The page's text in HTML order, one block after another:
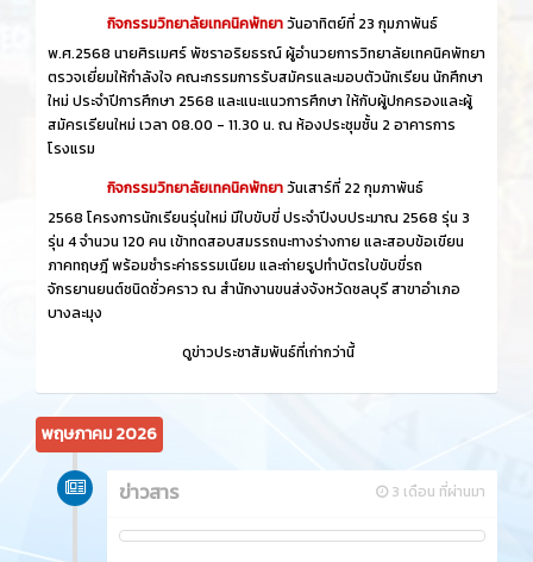
กิจกรรมวิทยาลัยเทคนิคพัทยาวันอาทิตย์ที่ 23 กุมภาพันธ์
พ.ศ.2568 นายศิรเมศร์ พัชราอริยธรณ์ ผู้อำนวยการวิทยาลัยเทคนิคพัทยา
ตรวจเยี่ยมให้กำลังใจ คณะกรรมการรับสมัครและมอบตัวนักเรียน นักศึกษา
ใหม่ ประจำปีการศึกษา 2568 และแนะแนวการศึกษา ให้กับผู้ปกครองและผู้
สมัครเรียนใหม่ เวลา 08.00 - 11.30 น. ณ ห้องประชุมชั้น 2 อาคารการ
โรงแรม
กิจกรรมวิทยาลัยเทคนิคพัทยาวันเสาร์ที่ 22 กุมภาพันธ์
2568 โครงการนักเรียนรุ่นใหม่ มีใบขับขี่ ประจำปีงบประมาณ 2568 รุ่น 3
รุ่น 4 จำนวน 120 คน เข้าทดสอบสมรรถนะทางร่างกาย และสอบข้อเขียน
ภาคทฤษฎี พร้อมชำระค่าธรรมเนียม และถ่ายรูปทำบัตรใบขับขี่รถ
จักรยานยนต์ชนิดชั่วคราว ณ สำนักงานขนส่งจังหวัดชลบุรี สาขาอำเภอ
บางละมุง
ดูข่าวประชาสัมพันธ์ที่เก่ากว่านี้
พฤษภาคม 2026
3 เดือน ที่ผ่านมา
ข่าวสาร